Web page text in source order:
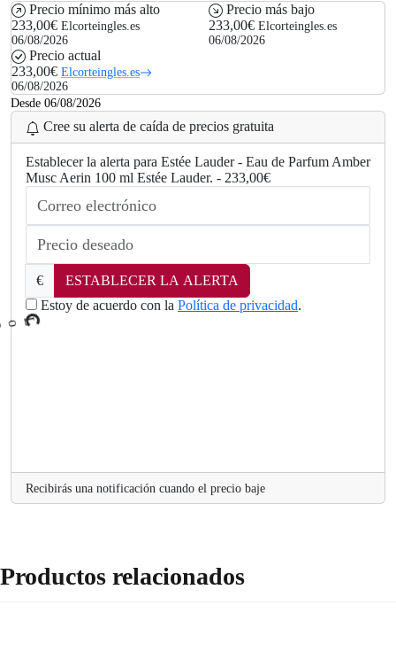
Precio mínimo más alto
233,00€ Elcorteingles.es
06/08/2026
Precio más bajo
233,00€ Elcorteingles.es
06/08/2026
Precio actual
233,00€ Elcorteingles.es
06/08/2026
Desde 06/08/2026
Cree su alerta de caída de precios gratuita
Establecer la alerta para Estée Lauder - Eau de Parfum Amber
Musc Aerin 100 ml Estée Lauder. - 233,00€
€
ESTABLECER LA ALERTA
Estoy de acuerdo con la Política de privacidad.
L
Recibirás una notificación cuando el precio baje
Productos relacionados